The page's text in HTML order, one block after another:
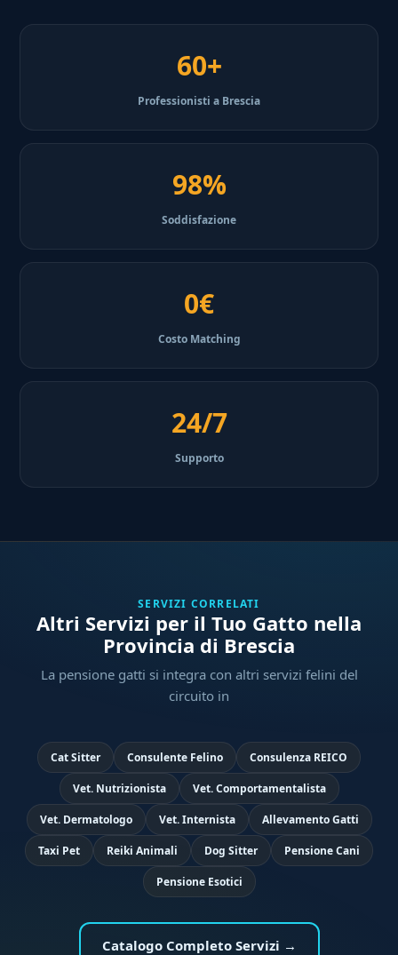
60+
Professionisti a Brescia
98%
Soddisfazione
0€
Costo Matching
24/7
Supporto
SERVIZI CORRELATI
Altri Servizi per il Tuo Gatto nella
Provincia di Brescia
La pensione gatti si integra con altri servizi felini del
circuito in
Cat Sitter Consulente Felino Consulenza REICO
Vet. Nutrizionista Vet. Comportamentalista
Vet. Dermatologo Vet. Internista Allevamento Gatti
Taxi Pet Reiki Animali Dog Sitter Pensione Cani
Pensione Esotici
Catalogo Completo Servizi →